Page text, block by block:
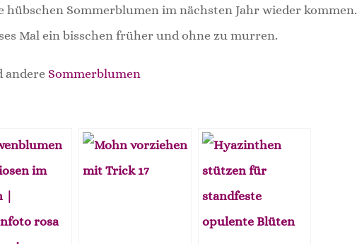
hübschen Sommerblumen im nächsten Jahr wieder kommen.
Mal ein bisschen früher und ohne zu murren.
andere Sommerblumen